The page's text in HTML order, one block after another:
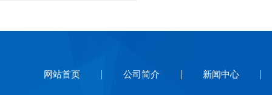
网站首页 公司简介 新闻中心